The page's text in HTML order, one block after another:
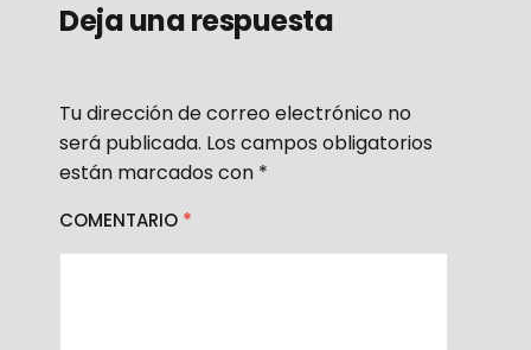
Deja una respuesta
Tu dirección de correo electrónico no
será publicada. Los campos obligatorios
están marcados con *
COMENTARIO *